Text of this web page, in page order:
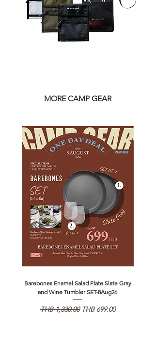
MORE CAMP GEAR
Barebones Enamel Salad Plate Slate Gray
and Wine Tumbler SET-8Aug26
Regular Price
THB 1,330.00 Sale Price
THB 699.00